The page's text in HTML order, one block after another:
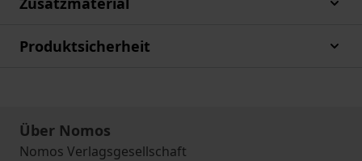
Produktsicherheit
Über Nomos
Nomos Verlagsgesellschaft